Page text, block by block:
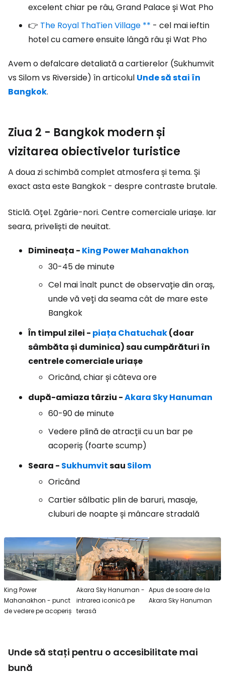
excelent chiar pe râu, Grand Palace și Wat Pho
👉 The Royal ThaTien Village ** - cel mai ieftin
hotel cu camere ensuite lângă râu și Wat Pho
Avem o defalcare detaliată a cartierelor (Sukhumvit
vs Silom vs Riverside) în articolul Unde să stai în
Bangkok.
Ziua 2 - Bangkok modern și
vizitarea obiectivelor turistice
A doua zi schimbă complet atmosfera și tema. Și
exact asta este Bangkok - despre contraste brutale.
Sticlă. Oțel. Zgârie-nori. Centre comerciale uriașe. Iar
seara, priveliști de neuitat.
Dimineața - King Power Mahanakhon
30-45 de minute
Cel mai înalt punct de observație din oraș,
unde vă veți da seama cât de mare este
Bangkok
În timpul zilei - piața Chatuchak(doar
sâmbăta și duminica) sau cumpărături în
centrele comerciale uriașe
Oricând, chiar și câteva ore
după-amiaza târziu -Akara Sky Hanuman
60-90 de minute
Vedere plină de atracții cu un bar pe
acoperiș (foarte scump)
Seara - Sukhumvitsau Silom
Oricând
Cartier sălbatic plin de baruri, masaje,
cluburi de noapte și mâncare stradală
King Power
Mahanakhon - punct
de vedere pe acoperiș
Akara Sky Hanuman -
intrarea iconică pe
terasă
Apus de soare de la
Akara Sky Hanuman
Unde să stați pentru o accesibilitate mai
bună